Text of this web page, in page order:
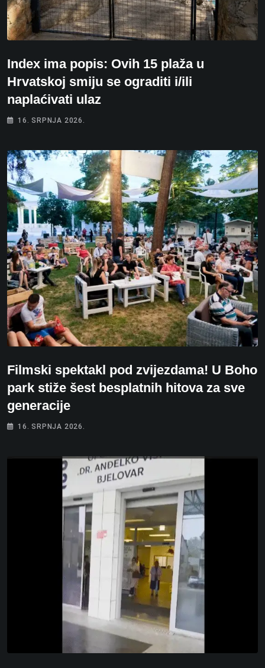
Index ima popis: Ovih 15 plaža u
Hrvatskoj smiju se ograditi i/ili
naplaćivati ulaz
16. SRPNJA 2026.
Filmski spektakl pod zvijezdama! U Boho
park stiže šest besplatnih hitova za sve
generacije
16. SRPNJA 2026.